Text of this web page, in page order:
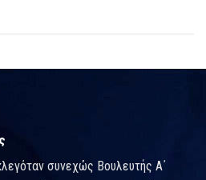
συνεχώς Βουλευτής Α΄